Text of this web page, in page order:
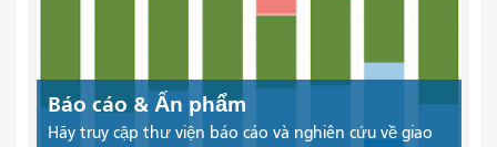
Báo cáo & Ấn phẩm
Hãy truy cập thư viện báo cáo và nghiên cứu về giao